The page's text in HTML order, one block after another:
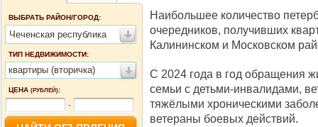
ВЫБРАТЬ РАЙОН/ГОРОД:
Чеченская республика
ТИП НЕДВИЖИМОСТИ:
квартиры (вторичка)
ЦЕНА (РУБЛЕЙ):
-
Наибольшее количество
очередников, получивших
Калининском и Московском
С 2024 года в год обращения
семьи с детьми-инвалидами,
тяжёлыми хроническими
ветераны боевых действий.